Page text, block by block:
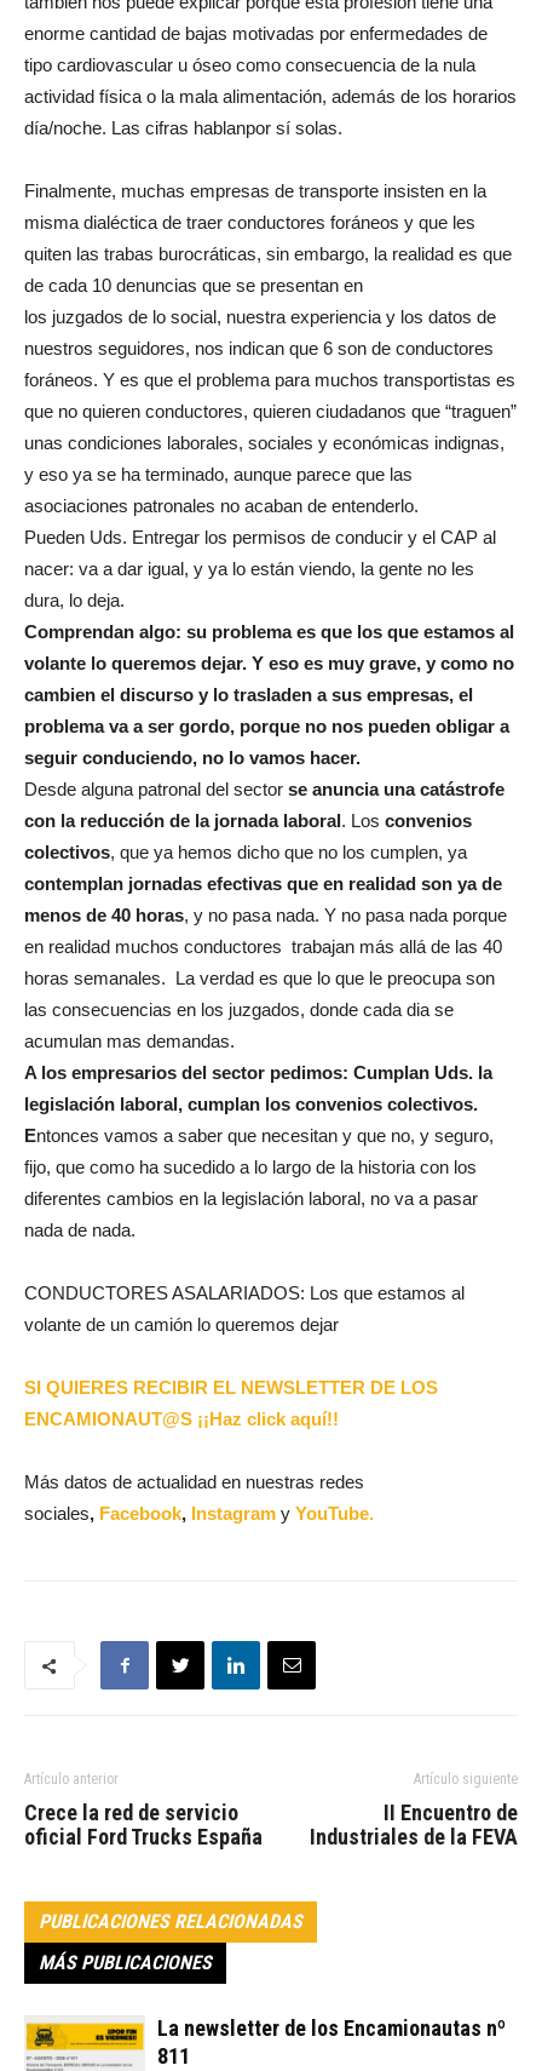
enorme cantidad de bajas motivadas por enfermedades de
tipo cardiovascular u óseo como consecuencia de la nula
actividad física o la mala alimentación, además de los horarios
día/noche. Las cifras hablanpor sí solas.
Finalmente, muchas empresas de transporte insisten en la
misma dialéctica de traer conductores foráneos y que les
quiten las trabas burocráticas, sin embargo, la realidad es que
de cada 10 denuncias que se presentan en
los juzgados de lo social, nuestra experiencia y los datos de
nuestros seguidores, nos indican que 6 son de conductores
foráneos. Y es que el problema para muchos transportistas es
que no quieren conductores, quieren ciudadanos que “traguen”
unas condiciones laborales, sociales y económicas indignas,
y eso ya se ha terminado, aunque parece que las
asociaciones patronales no acaban de entenderlo.
Pueden Uds. Entregar los permisos de conducir y el CAP al
nacer: va a dar igual, y ya lo están viendo, la gente no les
dura, lo deja.
Comprendan algo: su problema es que los que estamos al
volante lo queremos dejar. Y eso es muy grave, y como no
cambien el discurso y lo trasladen a sus empresas, el
problema va a ser gordo, porque no nos pueden obligar a
seguir conduciendo, no lo vamos hacer.
Desde alguna patronal del sector se anuncia una catástrofe
con la reducción de la jornada laboral. Los convenios
colectivos, que ya hemos dicho que no los cumplen, ya
contemplan jornadas efectivas que en realidad son ya de
menos de 40 horas, y no pasa nada. Y no pasa nada porque
en realidad muchos conductores trabajan más allá de las 40
horas semanales. La verdad es que lo que le preocupa son
las consecuencias en los juzgados, donde cada dia se
acumulan mas demandas.
A los empresarios del sector pedimos: Cumplan Uds. la
legislación laboral, cumplan los convenios colectivos.
Entonces vamos a saber que necesitan y que no, y seguro,
fijo, que como ha sucedido a lo largo de la historia con los
diferentes cambios en la legislación laboral, no va a pasar
nada de nada.
CONDUCTORES ASALARIADOS: Los que estamos al
volante de un camión lo queremos dejar
SI QUIERES RECIBIR EL NEWSLETTER DE LOS
ENCAMIONAUT@S ¡¡Haz click aquí!!
Más datos de actualidad en nuestras redes
sociales, Facebook, Instagram y YouTube.
Artículo anterior
Crece la red de servicio
oficial Ford Trucks España
Artículo siguiente
II Encuentro de
Industriales de la FEVA
PUBLICACIONES RELACIONADAS
MÁS PUBLICACIONES
La newsletter de los Encamionautas nº
811